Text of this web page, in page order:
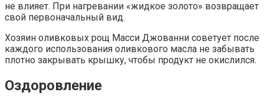
не влияет. При нагревании «жидкое золото» возвращает
свой первоначальный вид.
Хозяин оливковых рощ Масси Джованни советует после
каждого использования оливкового масла не забывать
плотно закрывать крышку, чтобы продукт не окислился.
Оздоровление